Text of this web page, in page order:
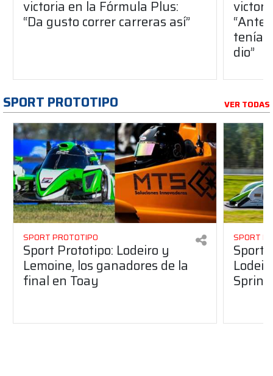
victoria en la Fórmula Plus:
“Da gusto correr carreras así”
dio”
SPORT PROTOTIPO VER TODAS
SPORT PROTOTIPO
Sport Prototipo: Lodeiro y
Lemoine, los ganadores de la
final en Toay
SPORT
Sport
Sprint